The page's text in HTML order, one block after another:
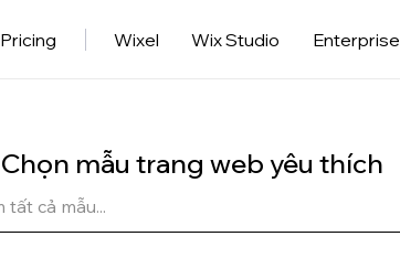
Pricing Wixel Wix Studio Enterprise
Chọn mẫu trang web yêu thích